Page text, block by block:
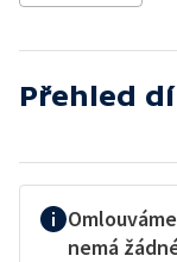
Přehled
nemá